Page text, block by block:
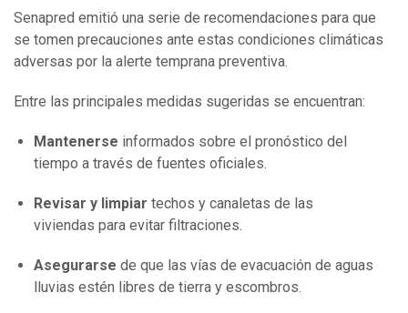
Senapred emitió una serie de recomendaciones para que
se tomen precauciones ante estas condiciones climáticas
adversas por la alerte temprana preventiva.
Entre las principales medidas sugeridas se encuentran:
Mantenerse informados sobre el pronóstico del
tiempo a través de fuentes oficiales.
Revisar y limpiar techos y canaletas de las
viviendas para evitar filtraciones.
Asegurarse de que las vías de evacuación de aguas
lluvias estén libres de tierra y escombros.